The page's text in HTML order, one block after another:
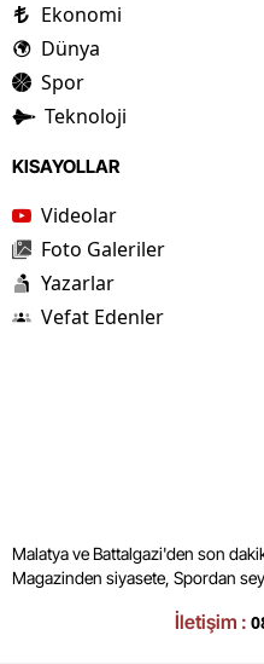
Ekonomi
Dünya
Spor
Teknoloji
KISAYOLLAR
Videolar
Foto Galeriler
Yazarlar
Vefat Edenler
Malatya ve Battalgazi'den son
Magazinden siyasete, Spordan
İletişim :